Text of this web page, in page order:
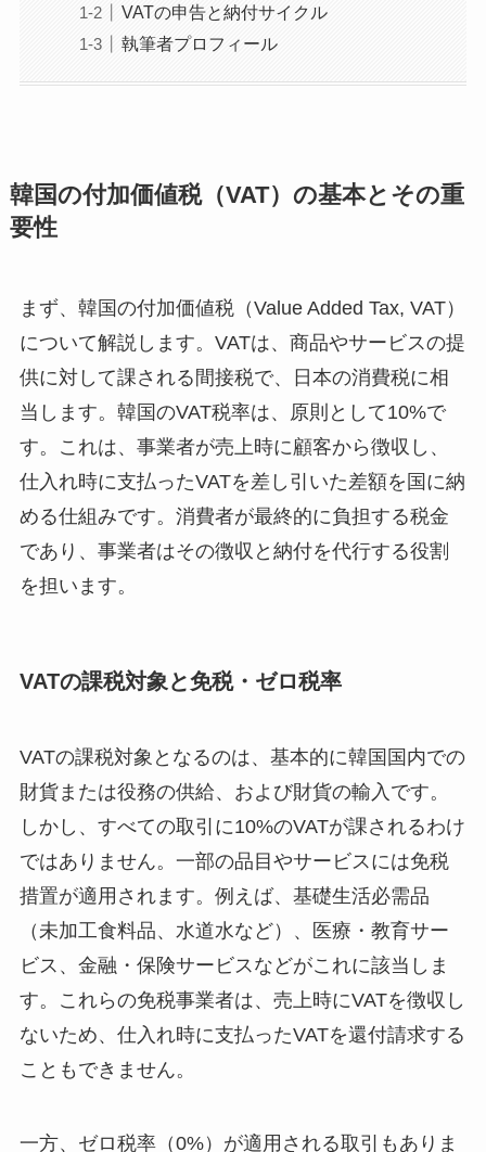
VATの申告と納付サイクル
執筆者プロフィール
韓国の付加価値税（VAT）の基本とその重
要性
まず、韓国の付加価値税（Value Added Tax, VAT）
について解説します。VATは、商品やサービスの提
供に対して課される間接税で、日本の消費税に相
当します。韓国のVAT税率は、原則として10%で
す。これは、事業者が売上時に顧客から徴収し、
仕入れ時に支払ったVATを差し引いた差額を国に納
める仕組みです。消費者が最終的に負担する税金
であり、事業者はその徴収と納付を代行する役割
を担います。
VATの課税対象と免税・ゼロ税率
VATの課税対象となるのは、基本的に韓国国内での
財貨または役務の供給、および財貨の輸入です。
しかし、すべての取引に10%のVATが課されるわけ
ではありません。一部の品目やサービスには免税
措置が適用されます。例えば、基礎生活必需品
（未加工食料品、水道水など）、医療・教育サー
ビス、金融・保険サービスなどがこれに該当しま
す。これらの免税事業者は、売上時にVATを徴収し
ないため、仕入れ時に支払ったVATを還付請求する
こともできません。
一方、ゼロ税率（0%）が適用される取引もありま